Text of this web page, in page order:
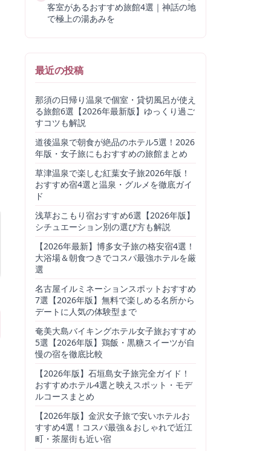
客室があるおすすめ旅館4選｜神話の地
で極上の湯あみを
最近の投稿
那須の日帰り温泉で個室・貸切風呂が使え
る旅館6選【2026年最新版】ゆっくり過ご
すコツも解説
道後温泉で朝食が絶品のホテル5選！2026
年版・女子旅にもおすすめの旅館まとめ
草津温泉で楽しむ紅葉女子旅2026年版！
おすすめ宿4選と温泉・グルメを徹底ガイ
ド
浅草おこもり宿おすすめ6選【2026年版】
シチュエーション別の選び方も解説
【2026年最新】博多女子旅の格安宿4選！
大浴場＆朝食つきでコスパ最強ホテルを厳
選
名古屋イルミネーションスポットおすすめ
7選【2026年版】無料で楽しめる名所から
デートに人気の体験型まで
奄美大島バイキングホテル女子旅おすすめ
5選【2026年版】鶏飯・黒糖スイーツが自
慢の宿を徹底比較
【2026年版】石垣島女子旅完全ガイド！
おすすめホテル4選と映えスポット・モデ
ルコースまとめ
【2026年版】金沢女子旅で安いホテルお
すすめ4選！コスパ最強＆おしゃれで近江
町・茶屋街も近い宿